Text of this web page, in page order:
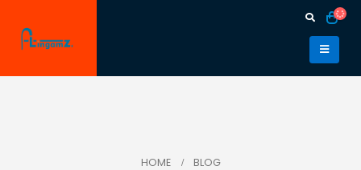
HOME BLOG